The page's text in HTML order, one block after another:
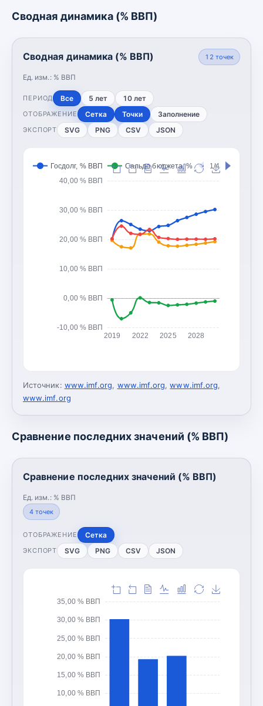
Сводная динамика (% ВВП)
Сводная динамика (% ВВП)
Ед. изм.: % ВВП
12 точек
ПЕРИОД Все 5 лет 10 лет
ОТОБРАЖЕНИЕ Сетка Точки Заполнение
ЭКСПОРТ SVG PNG CSV JSON
-10,00 % ВВП
0,00 % ВВП
10,00 % ВВП
20,00 % ВВП
30,00 % ВВП
40,00 % ВВП
2019 2022 2025 2028
Госдолг, % ВВП Сальдо бюджета, % ВВП 1/4
Источник: www.imf.org, www.imf.org,www.imf.org,
www.imf.org
Сравнение последних значений (% ВВП)
Сравнение последних значений (% ВВП)
Ед. изм.: % ВВП
4 точек
ОТОБРАЖЕНИЕ Сетка
ЭКСПОРТ SVG PNG CSV JSON
10,00 % ВВП
15,00 % ВВП
20,00 % ВВП
25,00 % ВВП
30,00 % ВВП
35,00 % ВВП